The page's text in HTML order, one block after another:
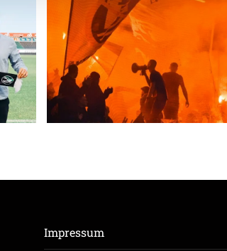
Impressum